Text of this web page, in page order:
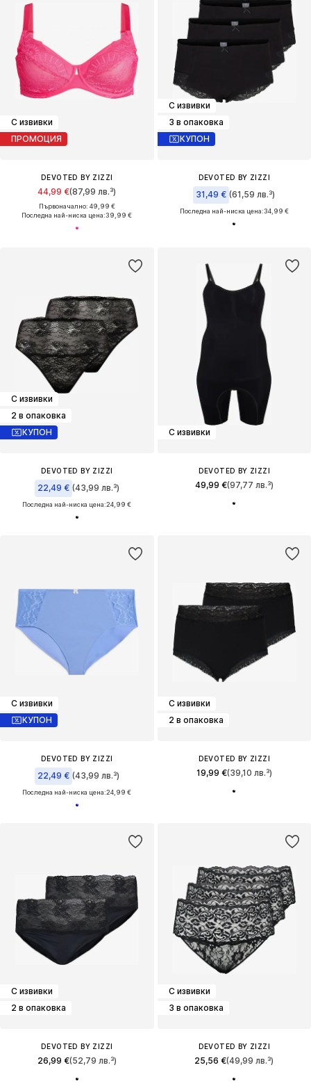
С извивки
ПРОМОЦИЯ
DEVOTED BY ZIZZI
44,99 €(87,99 лв.³)
Първоначално: 49,99 €
Последна най-ниска цена:39,99 €
С извивки
3 в опаковка
КУПОН
DEVOTED BY ZIZZI
31,49 € (61,59 лв.³)
Последна най-ниска цена:34,99 €
С извивки
2 в опаковка
КУПОН
DEVOTED BY ZIZZI
22,49 € (43,99 лв.³)
Последна най-ниска цена:24,99 €
С извивки
DEVOTED BY ZIZZI
49,99 €(97,77 лв.³)
С извивки
КУПОН
DEVOTED BY ZIZZI
22,49 € (43,99 лв.³)
Последна най-ниска цена:24,99 €
С извивки
2 в опаковка
DEVOTED BY ZIZZI
19,99 €(39,10 лв.³)
С извивки
2 в опаковка
DEVOTED BY ZIZZI
26,99 €(52,79 лв.³)
С извивки
3 в опаковка
DEVOTED BY ZIZZI
25,56 €(49,99 лв.³)